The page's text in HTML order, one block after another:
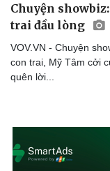
Văn hóa
Âm nhạc
Chuyện
trai đầu lòng
VOV.VN - Chuyện
con trai, Mỹ Tâm cởi
quên lời...